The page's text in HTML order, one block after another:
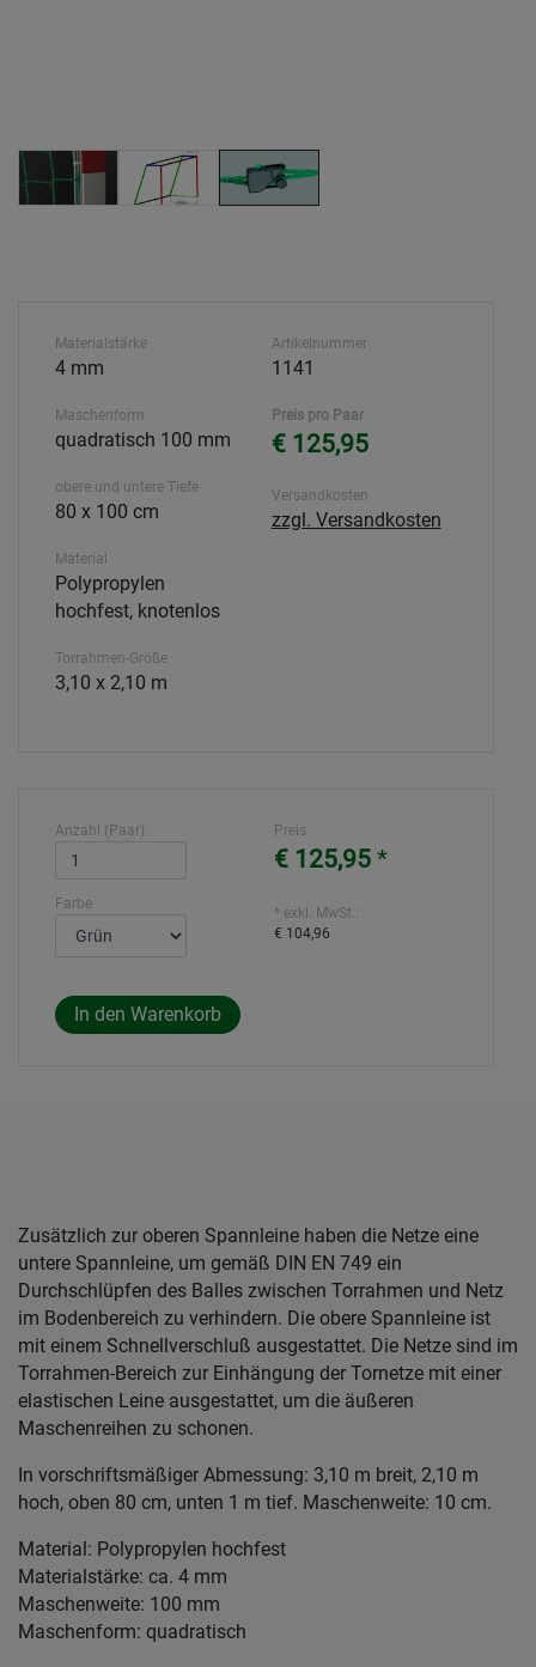
Materialstärke
4 mm
Maschenform
quadratisch 100 mm
obere und untere Tiefe
80 x 100 cm
Material
Polypropylen
hochfest, knotenlos
Torrahmen-Größe
3,10 x 2,10 m
Artikelnummer
1141
Preis pro Paar
€ 125,95
Versandkosten
zzgl. Versandkosten
Anzahl (Paar):
Farbe
Preis
€ 125,95 *
* exkl. MwSt.:
€ 104,96
Zusätzlich zur oberen Spannleine haben die Netze eine
untere Spannleine, um gemäß DIN EN 749 ein
Durchschlüpfen des Balles zwischen Torrahmen und Netz
im Bodenbereich zu verhindern. Die obere Spannleine ist
mit einem Schnellverschluß ausgestattet. Die Netze sind im
Torrahmen-Bereich zur Einhängung der Tornetze mit einer
elastischen Leine ausgestattet, um die äußeren
Maschenreihen zu schonen.
In vorschriftsmäßiger Abmessung: 3,10 m breit, 2,10 m
hoch, oben 80 cm, unten 1 m tief. Maschenweite: 10 cm.
Material: Polypropylen hochfest
Materialstärke: ca. 4 mm
Maschenweite: 100 mm
Maschenform: quadratisch